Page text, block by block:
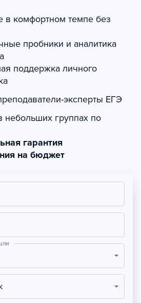
в комфортном темпе без
пробники и аналитика
поддержка личного
эксперты ЕГЭ
небольших группах по
гарантия
на бюджет